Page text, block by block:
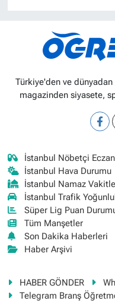
Türkiye'den ve dünyadan
magazinden siyasete,
İstanbul Nöbetçi
İstanbul Hava Durumu
İstanbul Namaz
İstanbul Trafik
Süper Lig Puan
Tüm Manşetler
Son Dakika Haberleri
Haber Arşivi
HABER GÖNDER
Telegram Branş